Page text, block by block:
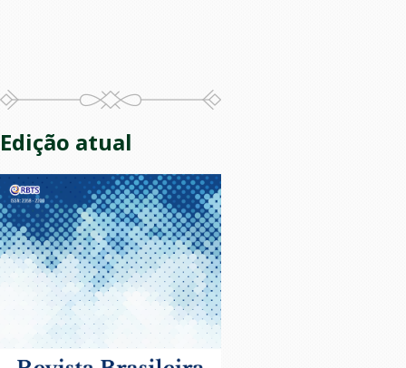
Edição atual